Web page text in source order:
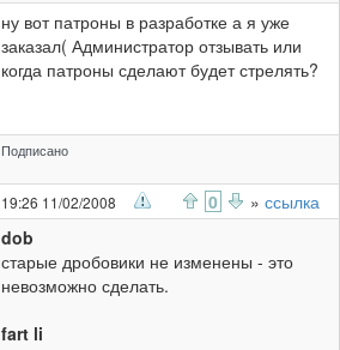
ну вот патроны в разработке а я уже
заказал( Администратор отзывать или
когда патроны сделают будет стрелять?
Подписано
19:26 11/02/2008 0 » ссылка
dob
старые дробовики не изменены - это
невозможно сделать.
fart li